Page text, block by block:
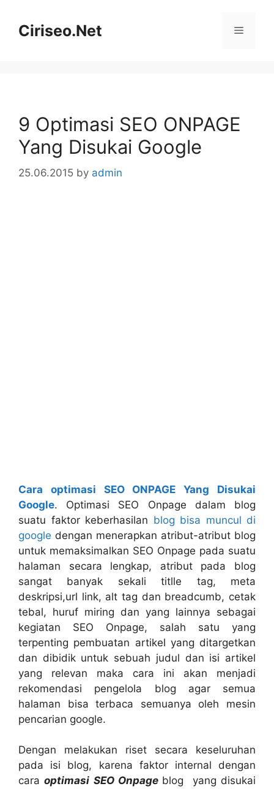
contentCiriseo.Net Menu
9 Optimasi SEO ONPAGE
Yang Disukai Google
25.06.2015 by admin
Cara optimasi SEO ONPAGE Yang Disukai
Google. Optimasi SEO Onpage dalam blog
suatu faktor keberhasilan blog bisa muncul di
google dengan menerapkan atribut-atribut blog
untuk memaksimalkan SEO Onpage pada suatu
halaman secara lengkap, atribut pada blog
sangat banyak sekali titlle tag, meta
deskripsi,url link, alt tag dan breadcumb, cetak
tebal, huruf miring dan yang lainnya sebagai
kegiatan SEO Onpage, salah satu yang
terpenting pembuatan artikel yang ditargetkan
dan dibidik untuk sebuah judul dan isi artikel
yang relevan maka cara ini akan menjadi
rekomendasi pengelola blog agar semua
halaman bisa terbaca semuanya oleh mesin
pencarian google.
Dengan melakukan riset secara keseluruhan
pada isi blog, karena faktor internal dengan
caraoptimasi SEO Onpage blog yang disukai